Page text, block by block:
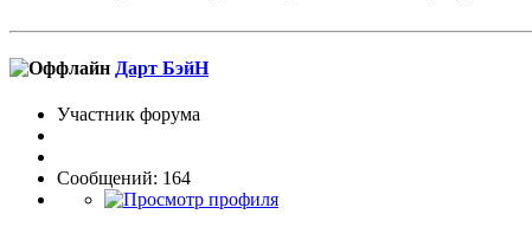
Дарт БэйН
Участник форума
Сообщений: 164